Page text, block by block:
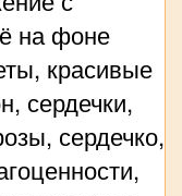
на фоне
красивые
сердечки,
сердечко,